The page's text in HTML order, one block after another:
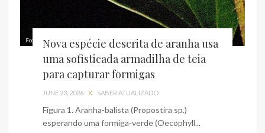
Nova espécie descrita de aranha usa
uma sofisticada armadilha de teia
para capturar formigas
JUNE 23, 2026 X SABER ATUALIZADO
Figura 1. Aranha-balista (Propostira sp.)
esperando uma formiga-verde (Oecophyll...